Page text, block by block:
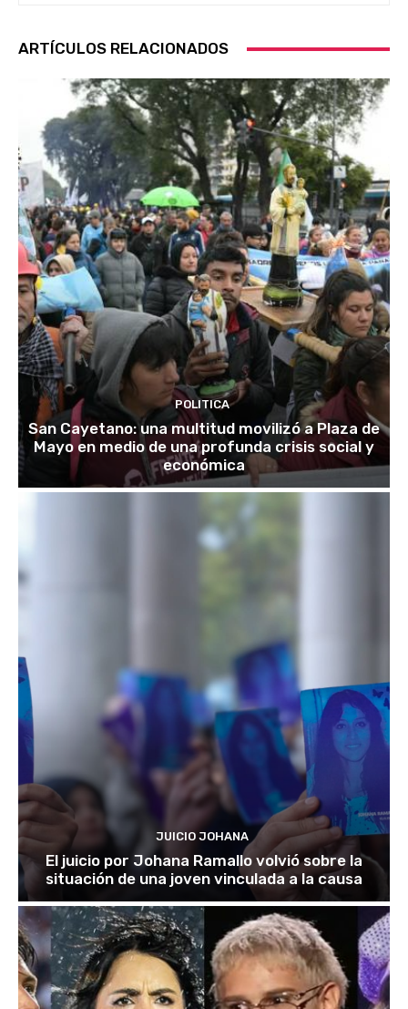
ARTÍCULOS RELACIONADOS
POLITICA
San Cayetano: una multitud movilizó a Plaza de
Mayo en medio de una profunda crisis social y
económica
JUICIO JOHANA
El juicio por Johana Ramallo volvió sobre la
situación de una joven vinculada a la causa